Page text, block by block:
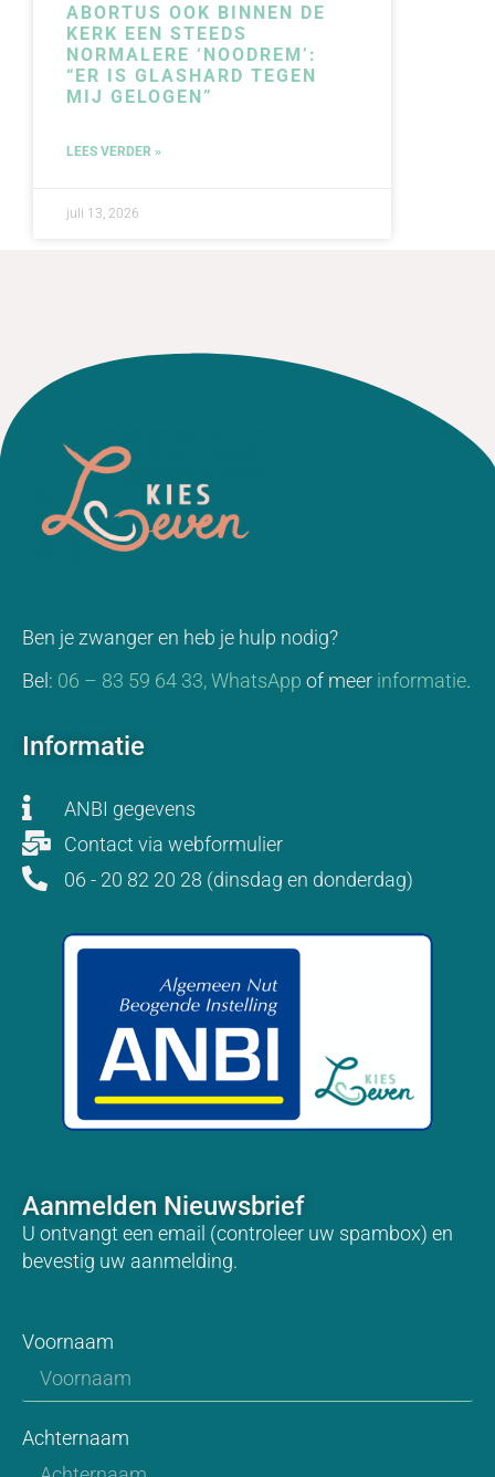
ABORTUS OOK BINNEN DE
KERK EEN STEEDS
NORMALERE ‘NOODREM’:
“ER IS GLASHARD TEGEN
MIJ GELOGEN”
LEES VERDER »
juli 13, 2026
Ben je zwanger en heb je hulp nodig?
Bel: 06 – 83 59 64 33,WhatsApp of meer informatie.
Informatie
ANBI gegevens
Contact via webformulier
06 - 20 82 20 28 (dinsdag en donderdag)
Aanmelden Nieuwsbrief
U ontvangt een email (controleer uw spambox) en
bevestig uw aanmelding.
Voornaam
Achternaam